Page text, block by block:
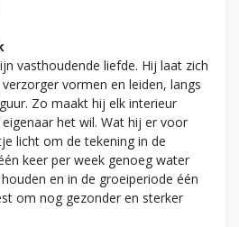
vasthoudende liefde. Hij laat zich
vormen en leiden, langs
Zo maakt hij elk interieur
het wil. Wat hij er voor
licht om de tekening in de
keer per week genoeg water
en in de groeiperiode één
om nog gezonder en sterker